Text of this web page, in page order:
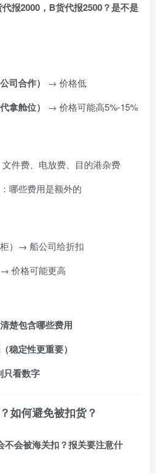
报2000，B货代报2500？是不是
司合作） → 价格低
拿舱位） → 价格可能高5%-15%
文件费、电放费、目的港杂费
：哪些费用是额外的
）→ 船公司给折扣
价格可能更高
楚包含哪些费用
稳定性更重要）
只看数字
如何避免被扣货？
不会被海关扣？报关要注意什